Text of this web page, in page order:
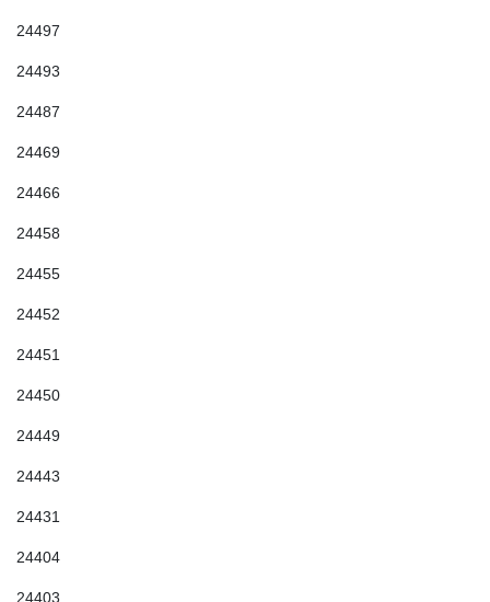
24497
24493
24487
24469
24466
24458
24455
24452
24451
24450
24449
24443
24431
24404
24403